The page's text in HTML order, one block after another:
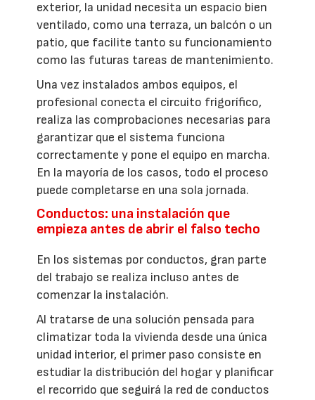
exterior, la unidad necesita un espacio bien
ventilado, como una terraza, un balcón o un
patio, que facilite tanto su funcionamiento
como las futuras tareas de mantenimiento.
Una vez instalados ambos equipos, el
profesional conecta el circuito frigorífico,
realiza las comprobaciones necesarias para
garantizar que el sistema funciona
correctamente y pone el equipo en marcha.
En la mayoría de los casos, todo el proceso
puede completarse en una sola jornada.
Conductos: una instalación que
empieza antes de abrir el falso techo
En los sistemas por conductos, gran parte
del trabajo se realiza incluso antes de
comenzar la instalación.
Al tratarse de una solución pensada para
climatizar toda la vivienda desde una única
unidad interior, el primer paso consiste en
estudiar la distribución del hogar y planificar
el recorrido que seguirá la red de conductos